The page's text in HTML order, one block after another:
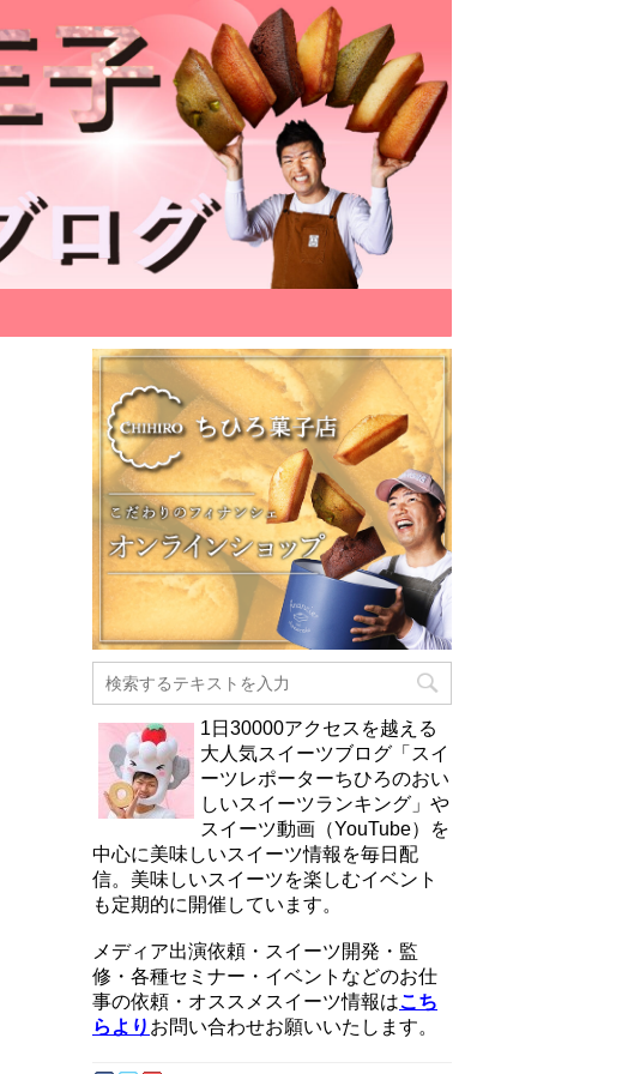
1日30000アクセスを越える
大人気スイーツブログ「スイ
ーツレポーターちひろのおい
しいスイーツランキング」や
スイーツ動画（YouTube）を
中心に美味しいスイーツ情報を毎日配
信。美味しいスイーツを楽しむイベント
も定期的に開催しています。
メディア出演依頼・スイーツ開発・監
修・各種セミナー・イベントなどのお仕
事の依頼・オススメスイーツ情報はこち
らより お問い合わせお願いいたします。